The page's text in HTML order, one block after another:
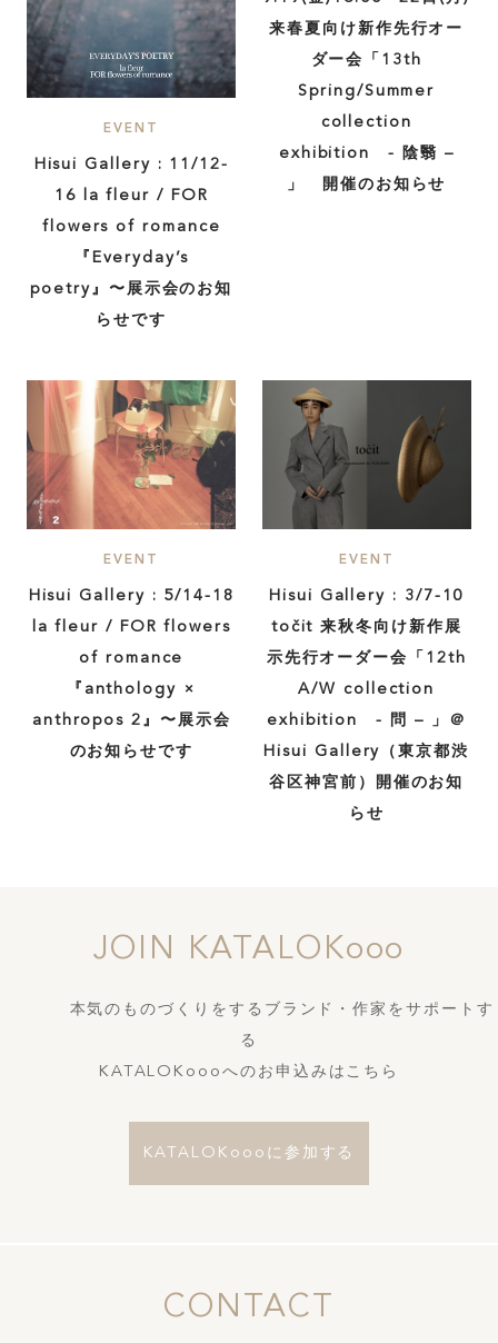
EVENT
Hisui Gallery : 11/12-
16 la fleur / FOR
flowers of romance
『Everyday’s
poetry』〜展示会のお知
らせです
来春夏向け新作先行オー
ダー会「13th
Spring/Summer
collection
exhibition - 陰翳 –
」 開催のお知らせ
EVENT
Hisui Gallery : 5/14-18
la fleur / FOR flowers
of romance
『anthology ×
anthropos 2』〜展示会
のお知らせです
EVENT
Hisui Gallery : 3/7-10
točit 来秋冬向け新作展
示先行オーダー会「12th
A/W collection
exhibition - 問 – 」＠
Hisui Gallery（東京都渋
谷区神宮前）開催のお知
らせ
JOIN KATALOKooo
本気のものづくりをするブランド・作家をサポートす
る
KATALOKoooへのお申込みはこちら
KATALOKoooに参加する
CONTACT